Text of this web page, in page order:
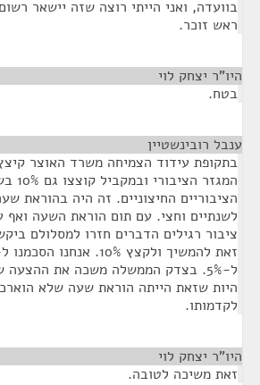
בוועדה, ואני הייתי רוצה שזה יישאר
ראש זוכר.
היו"ר יצחק לוי
בטח.
ענבל רובינשטיין
בתקופת עידוד הצמיחה משרד האוצר
הציבוריים החיצוניים. זה היה בהוראת
לשנתיים וחצי. עם תום הוראת השעה ואף
ציבור רגילים הדברים חזרו למסלולם
ל-5%. בצדק הממשלה משכה את ההצעה
היות שזאת הייתה הוראת שעה שלא
לקדמותו.
היו"ר יצחק לוי
זאת משיכה לטובה.